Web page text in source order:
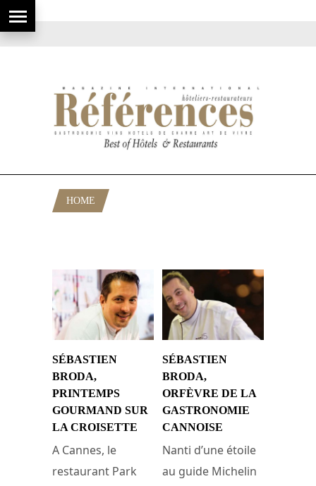
HOME
SÉBASTIEN
BRODA,
PRINTEMPS
GOURMAND SUR
LA CROISETTE
A Cannes, le
restaurant Park
SÉBASTIEN
BRODA,
ORFÈVRE DE LA
GASTRONOMIE
CANNOISE
Nanti d’une étoile
au guide Michelin